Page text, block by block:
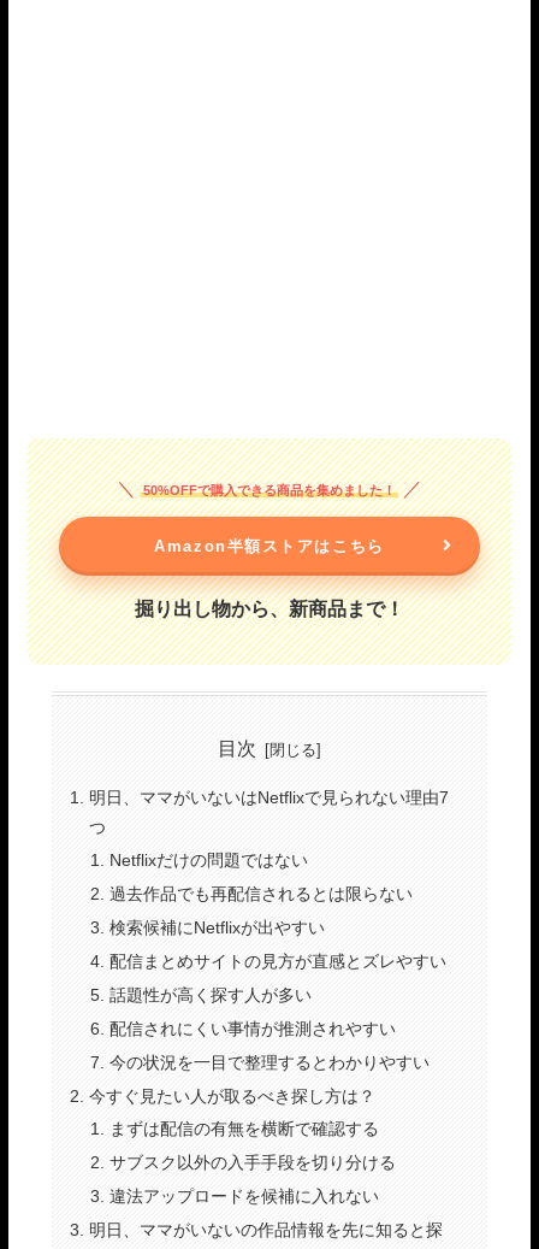
50%OFFで購入できる商品を集めました！
Amazon半額ストアはこちら
掘り出し物から、新商品まで！
目次
明日、ママがいないはNetflixで見られない理由7
つ
Netflixだけの問題ではない
過去作品でも再配信されるとは限らない
検索候補にNetflixが出やすい
配信まとめサイトの見方が直感とズレやすい
話題性が高く探す人が多い
配信されにくい事情が推測されやすい
今の状況を一目で整理するとわかりやすい
今すぐ見たい人が取るべき探し方は？
まずは配信の有無を横断で確認する
サブスク以外の入手手段を切り分ける
違法アップロードを候補に入れない
明日、ママがいないの作品情報を先に知ると探